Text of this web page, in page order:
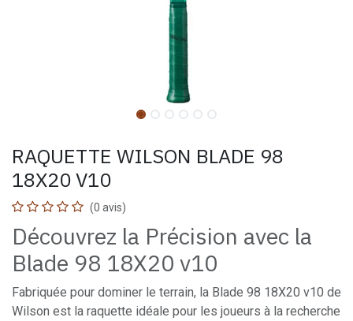
RAQUETTE WILSON BLADE 98
18X20 V10
(0 avis)
Découvrez la Précision avec la
Blade 98 18X20 v10
Fabriquée pour dominer le terrain, la Blade 98 18X20 v10 de
Wilson est la raquette idéale pour les joueurs à la recherche